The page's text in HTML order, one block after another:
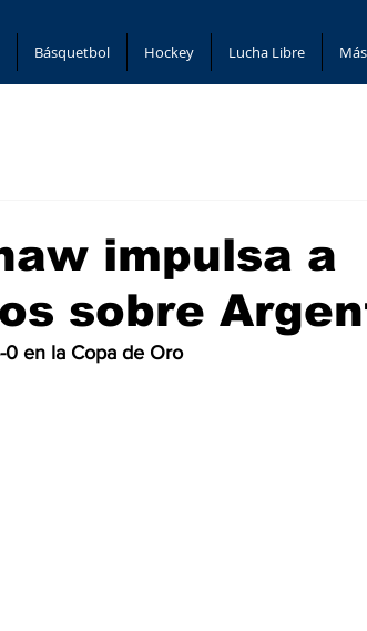
Básquetbol Hockey Lucha Libre
impulsa a
sobre
0 en la Copa de Oro